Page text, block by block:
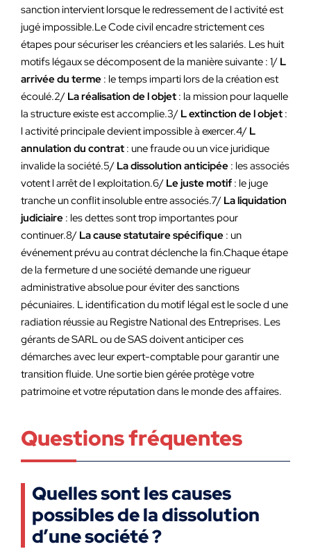
sanction intervient lorsque le redressement de l activité est
jugé impossible.Le Code civil encadre strictement ces
étapes pour sécuriser les créanciers et les salariés. Les huit
motifs légaux se décomposent de la manière suivante : 1/ L
arrivée du terme : le temps imparti lors de la création est
écoulé.2/ La réalisation de l objet : la mission pour laquelle
la structure existe est accomplie.3/ L extinction de l objet :
l activité principale devient impossible à exercer.4/ L
annulation du contrat : une fraude ou un vice juridique
invalide la société.5/ La dissolution anticipée : les associés
votent l arrêt de l exploitation.6/ Le juste motif : le juge
tranche un conflit insoluble entre associés.7/ La liquidation
judiciaire : les dettes sont trop importantes pour
continuer.8/ La cause statutaire spécifique : un
événement prévu au contrat déclenche la fin.Chaque étape
de la fermeture d une société demande une rigueur
administrative absolue pour éviter des sanctions
pécuniaires. L identification du motif légal est le socle d une
radiation réussie au Registre National des Entreprises. Les
gérants de SARL ou de SAS doivent anticiper ces
démarches avec leur expert-comptable pour garantir une
transition fluide. Une sortie bien gérée protège votre
patrimoine et votre réputation dans le monde des affaires.
Questions fréquentes
Quelles sont les causes
possibles de la dissolution
d’une société ?